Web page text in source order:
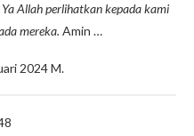
Allah perlihatkan kepada kami
mereka. Amin …
2024 M.